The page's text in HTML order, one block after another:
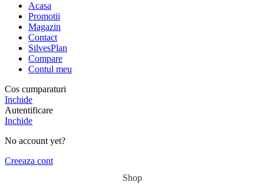
Acasa
Promotii
Magazin
Contact
SilvesPlan
Compare
Contul meu
Cos cumparaturi
Inchide
Autentificare
Inchide
No account yet?
Creeaza cont
Shop